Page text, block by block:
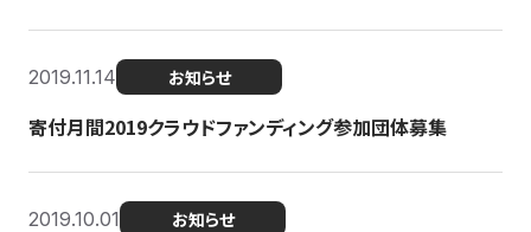
2019.11.14 お知らせ
寄付月間2019クラウドファンディング参加団体募集
2019.10.01 お知らせ